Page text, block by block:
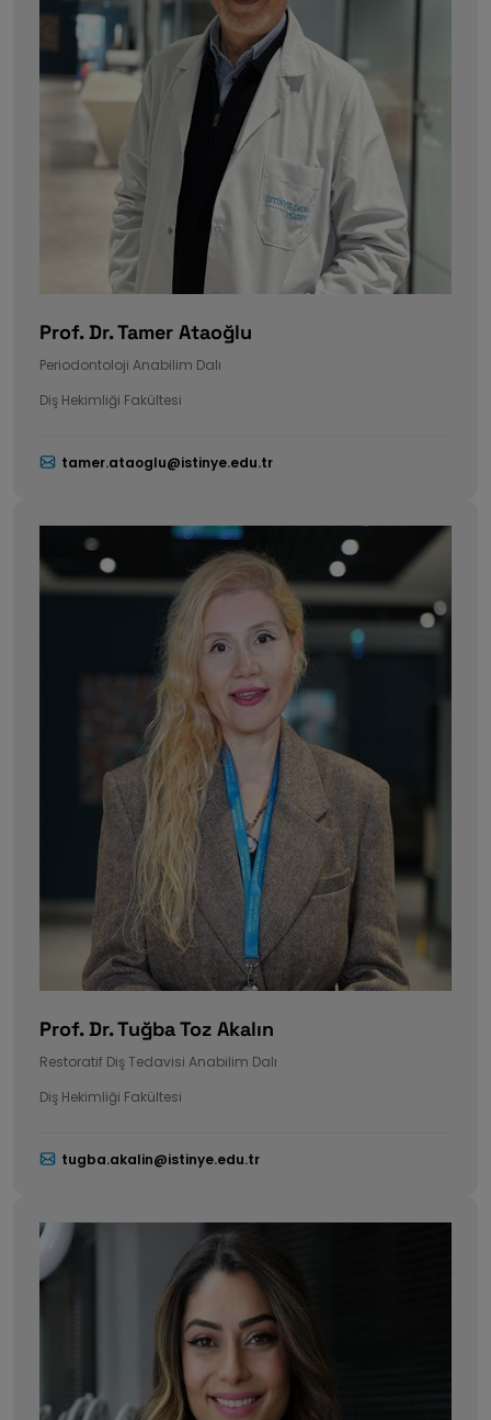
Prof. Dr. Tamer Ataoğlu
Periodontoloji Anabilim Dalı
Diş Hekimliği Fakültesi
tamer.ataoglu@istinye.edu.tr
Prof. Dr. Tuğba Toz Akalın
Restoratif Diş Tedavisi Anabilim Dalı
Diş Hekimliği Fakültesi
tugba.akalin@istinye.edu.tr